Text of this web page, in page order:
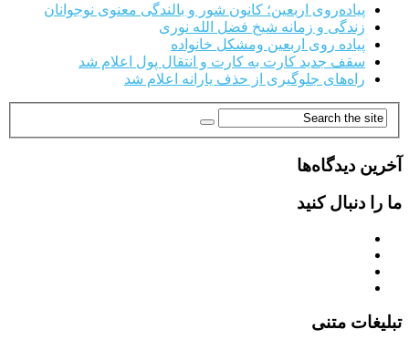
پیاده‌روی اربعین؛ کانون شور و بالندگی معنوی نوجوانان
زندگی و زمانه شیخ فضل الله نوری
پیاده روی اربعین ومشکل خانواده
سقف جدید کارت به کارت و انتقال پول اعلام شد
راه‌های جلوگیری از حذف یارانه اعلام شد
آخرین دیدگاه‌ها
ما را دنبال کنید
تبلیغات متنی